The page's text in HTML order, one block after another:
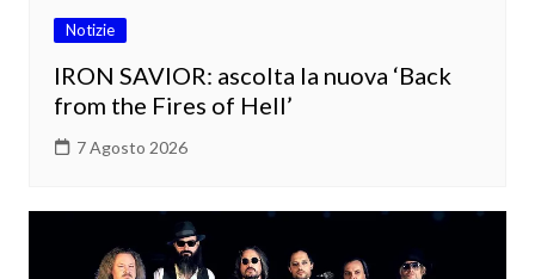
Notizie
IRON SAVIOR: ascolta la nuova ‘Back
from the Fires of Hell’
7 Agosto 2026